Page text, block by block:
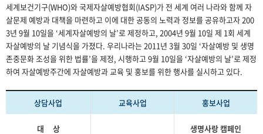
세계보건기구(WHO)와 국제자살예방협회(IASP)가 전 세계 여러 나라와 함께 자
살문제 예방과 대책을 마련하고 이에 대한 공동의 노력과 정보를 공유하고자 200
3년 9월 10일을 ‘세계자살예방의 날’로 제정하고, 2004년 9월 10일 제 1회 세계
자살예방의 날 기념식을 가졌다. 우리나라는 2011년 3월 30일 ‘자살예방 및 생명
존중문화 조성을 위한 법률’을 제정, 시행하고 9월 10일을 ‘자살예방의 날’로 제정
하여 자살예방주간에 자살예방과 교육 및 홍보를 위한 행사를 실시하고 있다.
상담사업 교육사업 홍보사업
대 상 생명사랑 캠페인